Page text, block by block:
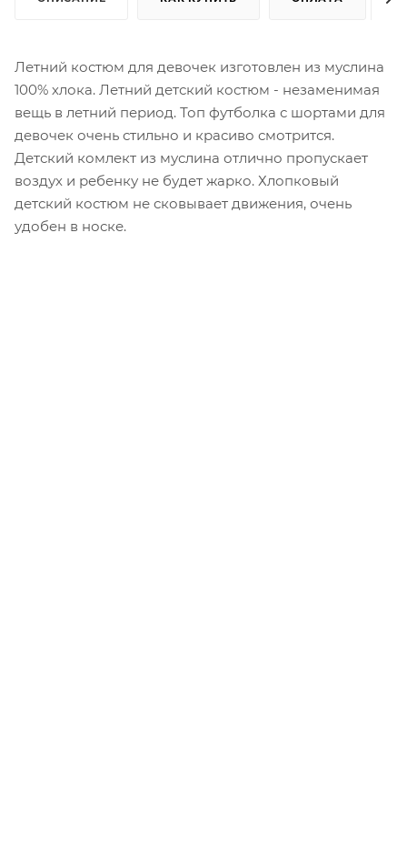
Летний костюм для девочек изготовлен из муслина
100% хлока. Летний детский костюм - незаменимая
вещь в летний период. Топ футболка с шортами для
девочек очень стильно и красиво смотрится.
Детский комлект из муслина отлично пропускает
воздух и ребенку не будет жарко. Хлопковый
детский костюм не сковывает движения, очень
удобен в носке.